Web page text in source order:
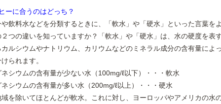
ーに合うのはどっち？
飲料水などを分類するときに、「軟水」や「硬水」といった言葉を
つの違いを知っていますか？「軟水」や「硬水」は、水の硬度を表
ルシウムやナトリウム、カリウムなどのミネラル成分の含有量によ
られます。
シウムの含有量が少ない水（100mg/ℓ以下）・・・軟水
シウムの含有量が多い水（200mg/ℓ以上）・・・硬水
を除いてほとんどが軟水。これに対し、ヨーロッパやアメリカの水